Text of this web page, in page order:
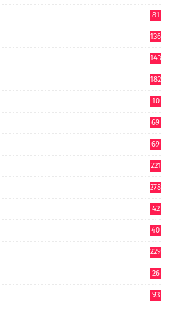
81
136
143
182
10
69
69
221
278
42
40
229
26
93